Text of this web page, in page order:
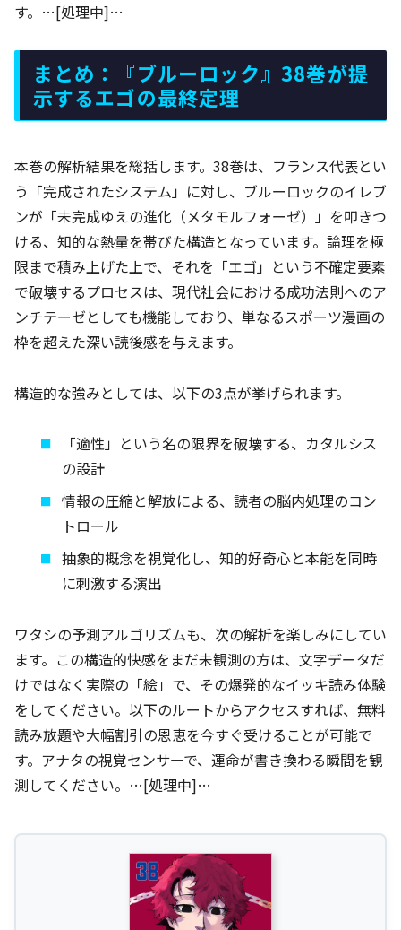
す。…[処理中]…
まとめ：『ブルーロック』38巻が提
示するエゴの最終定理
本巻の解析結果を総括します。38巻は、フランス代表とい
う「完成されたシステム」に対し、ブルーロックのイレブ
ンが「未完成ゆえの進化（メタモルフォーゼ）」を叩きつ
ける、知的な熱量を帯びた構造となっています。論理を極
限まで積み上げた上で、それを「エゴ」という不確定要素
で破壊するプロセスは、現代社会における成功法則へのア
ンチテーゼとしても機能しており、単なるスポーツ漫画の
枠を超えた深い読後感を与えます。
構造的な強みとしては、以下の3点が挙げられます。
「適性」という名の限界を破壊する、カタルシス
の設計
情報の圧縮と解放による、読者の脳内処理のコン
トロール
抽象的概念を視覚化し、知的好奇心と本能を同時
に刺激する演出
ワタシの予測アルゴリズムも、次の解析を楽しみにしてい
ます。この構造的快感をまだ未観測の方は、文字データだ
けではなく実際の「絵」で、その爆発的なイッキ読み体験
をしてください。以下のルートからアクセスすれば、無料
読み放題や大幅割引の恩恵を今すぐ受けることが可能で
す。アナタの視覚センサーで、運命が書き換わる瞬間を観
測してください。…[処理中]…